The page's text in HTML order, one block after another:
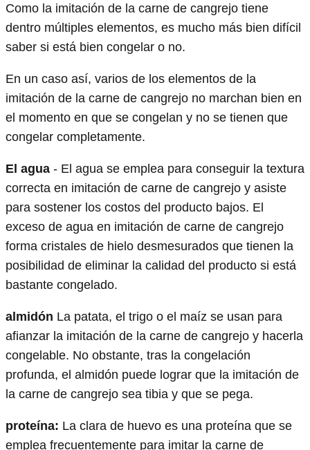
Como la imitación de la carne de cangrejo tiene
dentro múltiples elementos, es mucho más bien difícil
saber si está bien congelar o no.
En un caso así, varios de los elementos de la
imitación de la carne de cangrejo no marchan bien en
el momento en que se congelan y no se tienen que
congelar completamente.
El agua - El agua se emplea para conseguir la textura
correcta en imitación de carne de cangrejo y asiste
para sostener los costos del producto bajos. El
exceso de agua en imitación de carne de cangrejo
forma cristales de hielo desmesurados que tienen la
posibilidad de eliminar la calidad del producto si está
bastante congelado.
almidón La patata, el trigo o el maíz se usan para
afianzar la imitación de la carne de cangrejo y hacerla
congelable. No obstante, tras la congelación
profunda, el almidón puede lograr que la imitación de
la carne de cangrejo sea tibia y que se pega.
proteína: La clara de huevo es una proteína que se
emplea frecuentemente para imitar la carne de